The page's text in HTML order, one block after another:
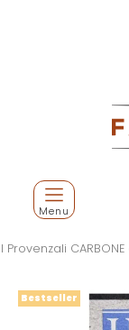
Menu
I Provenzali
Bestseller